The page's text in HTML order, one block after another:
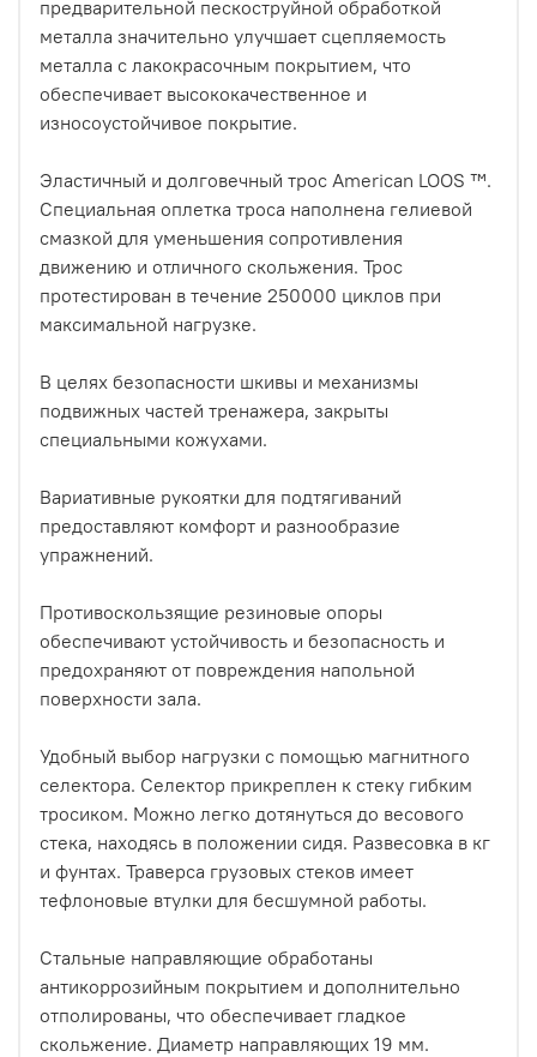
предварительной пескоструйной обработкой
металла значительно улучшает сцепляемость
металла с лакокрасочным покрытием, что
обеспечивает высококачественное и
износоустойчивое покрытие.
Эластичный и долговечный трос American LOOS ™.
Специальная оплетка троса наполнена гелиевой
смазкой для уменьшения сопротивления
движению и отличного скольжения. Трос
протестирован в течение 250000 циклов при
максимальной нагрузке.
В целях безопасности шкивы и механизмы
подвижных частей тренажера, закрыты
специальными кожухами.
Вариативные рукоятки для подтягиваний
предоставляют комфорт и разнообразие
упражнений.
Противоскользящие резиновые опоры
обеспечивают устойчивость и безопасность и
предохраняют от повреждения напольной
поверхности зала.
Удобный выбор нагрузки с помощью магнитного
селектора. Селектор прикреплен к стеку гибким
тросиком. Можно легко дотянуться до весового
стека, находясь в положении сидя. Развесовка в кг
и фунтах. Траверса грузовых стеков имеет
тефлоновые втулки для бесшумной работы.
Стальные направляющие обработаны
антикоррозийным покрытием и дополнительно
отполированы, что обеспечивает гладкое
скольжение. Диаметр направляющих 19 мм.